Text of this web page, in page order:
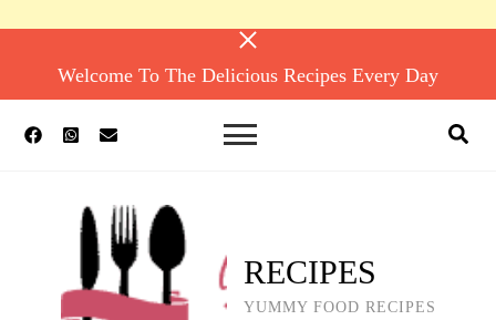
Welcome To The Delicious Recipes Every Day
RECIPES
YUMMY FOOD RECIPES